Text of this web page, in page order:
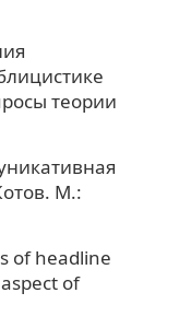
теории
М.:
of headline
of